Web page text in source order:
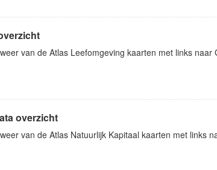
van de Atlas Leefomgeving kaarten met links naar
overzicht
van de Atlas Natuurlijk Kapitaal kaarten met links